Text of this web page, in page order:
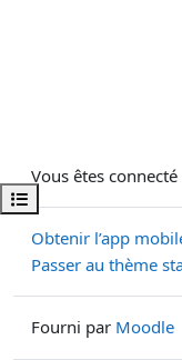
Ouvrir l’index du cours
Vous êtes
Obtenir l’app
Passer au thème
Fourni par Moodle